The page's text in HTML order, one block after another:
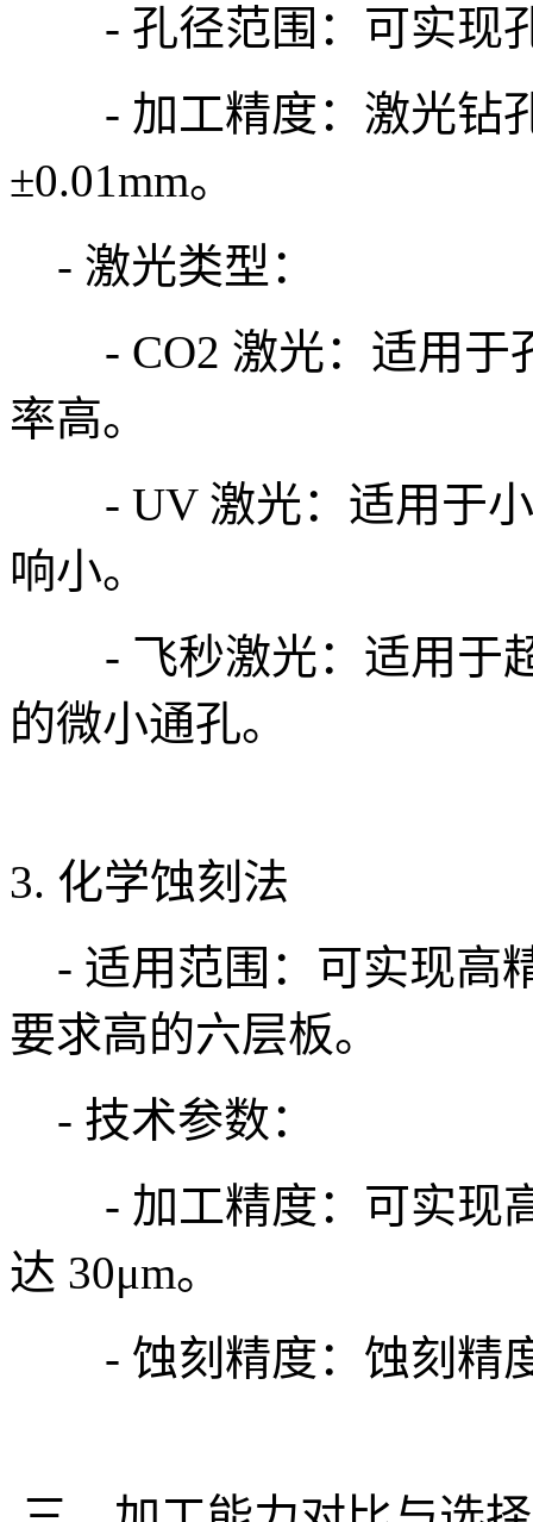
- 孔径范围：可实现孔
- 加工精度：激光钻
±0.01mm。
- 激光类型：
- CO2 激光：适用于
率高。
- UV 激光：适用于小
响小。
- 飞秒激光：适用于超
的微小通孔。
3. 化学蚀刻法
- 适用范围：可实现高
要求高的六层板。
- 技术参数：
- 加工精度：可实现高
达 30μm。
- 蚀刻精度：蚀刻精度